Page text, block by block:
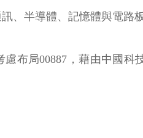
、半導體、記憶體與電路
布局00887，藉由中國